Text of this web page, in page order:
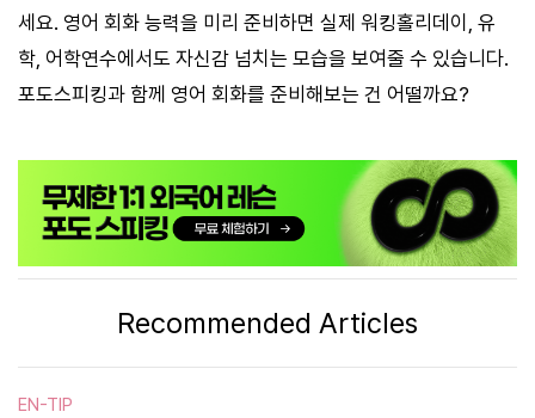
세요. 영어 회화 능력을 미리 준비하면 실제 워킹홀리데이, 유
학, 어학연수에서도 자신감 넘치는 모습을 보여줄 수 있습니다.
포도스피킹과 함께 영어 회화를 준비해보는 건 어떨까요?
Recommended Articles
EN-TIP